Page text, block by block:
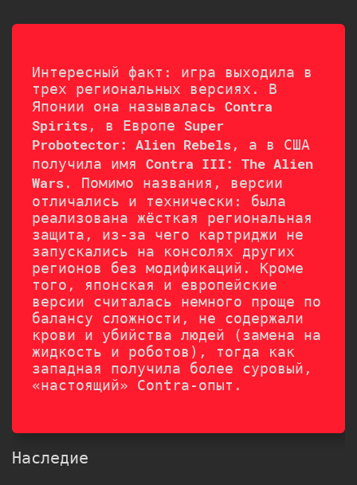
Интересный факт: игра выходила в
трех региональных версиях. В
Японии она называлась Contra
Spirits , в Европе Super
Probotector: Alien Rebels , а в США
получила имя Contra III: The Alien
Wars . Помимо названия, версии
отличались и технически: была
реализована жёсткая региональная
защита, из-за чего картриджи не
запускались на консолях других
регионов без модификаций. Кроме
того, японская и европейские
версии считалась немного проще по
балансу сложности, не содержали
крови и убийства людей (замена на
жидкость и роботов), тогда как
западная получила более суровый,
«настоящий» Contra-опыт.
Наследие